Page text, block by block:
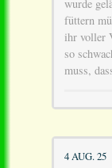
wurde
füttern
ihr voller
so
muss,
4 AUG. 25